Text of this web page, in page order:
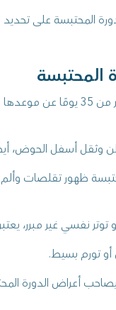
المحتبسة على
المحتبسة
• تأخر الدورة الشهرية لأكثر
وثقل أسفل الحوض،
ظهور تقلصات
نفسي غير مبرر،
أو تورم بسيط.
أعراض الدورة